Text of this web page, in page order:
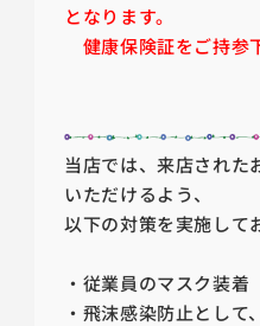
となります。
健康保険証をご持参
当店では、来店された
いただけるよう、
以下の対策を実施して
・従業員のマスク装着
・飛沫感染防止として